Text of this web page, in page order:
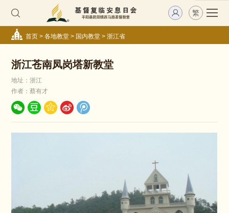
繁
首页> 各地教堂> 国内教堂> 浙江省
浙江苍南凤岗塔新教堂
地址：浙江
作者：蔡有才